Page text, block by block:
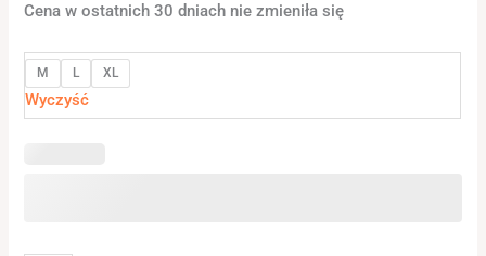
Cena w ostatnich 30 dniach nie zmieniła się
M L XL
Wyczyść